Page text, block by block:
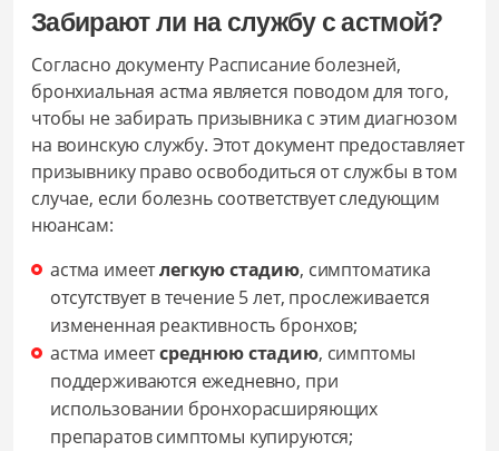
Забирают ли на службу с астмой?
Согласно документу Расписание болезней,
бронхиальная астма является поводом для того,
чтобы не забирать призывника с этим диагнозом
на воинскую службу. Этот документ предоставляет
призывнику право освободиться от службы в том
случае, если болезнь соответствует следующим
нюансам:
астма имеетлегкую стадию, симптоматика
отсутствует в течение 5 лет, прослеживается
измененная реактивность бронхов;
астма имеетсреднюю стадию, симптомы
поддерживаются ежедневно, при
использовании бронхорасширяющих
препаратов симптомы купируются;